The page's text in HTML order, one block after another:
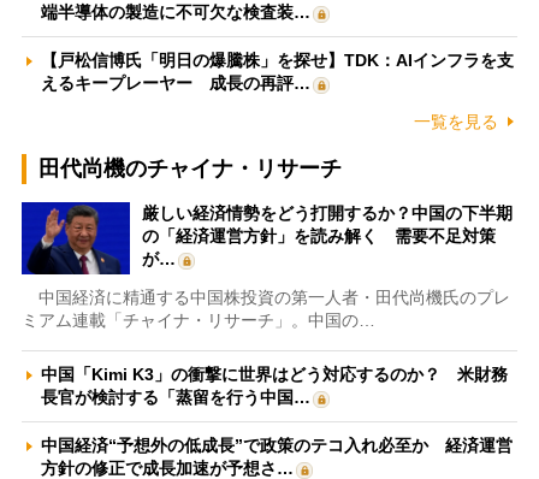
端半導体の製造に不可欠な検査装…
【戸松信博氏「明日の爆騰株」を探せ】TDK：AIインフラを支
えるキープレーヤー 成長の再評…
一覧を見る
田代尚機のチャイナ・リサーチ
厳しい経済情勢をどう打開するか？中国の下半期
の「経済運営方針」を読み解く 需要不足対策
が…
中国経済に精通する中国株投資の第一人者・田代尚機氏のプレ
ミアム連載「チャイナ・リサーチ」。中国の…
中国「Kimi K3」の衝撃に世界はどう対応するのか？ 米財務
長官が検討する「蒸留を行う中国…
中国経済“予想外の低成長”で政策のテコ入れ必至か 経済運営
方針の修正で成長加速が予想さ…